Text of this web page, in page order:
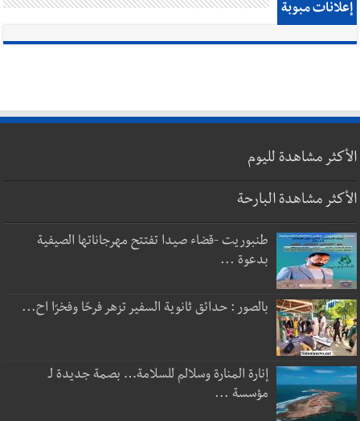
إعلانات مبوبة
الأكثر مشاهدة لليوم
الأكثر مشاهدة البارحة
طنبوريت -قضاء صيدا تفتتح مهرجاناتها الصيفية
بدعوة ...
بالصور : حدائق ثانوية السفير تزهر فرحًا وفخرًا اح...
إنارة المنارة وسلالم للسلامة… بصمة جديدة لـ
مؤسسة ...